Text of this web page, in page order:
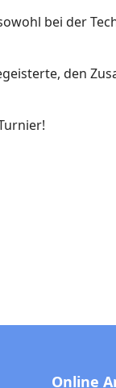
bei der
den
Online